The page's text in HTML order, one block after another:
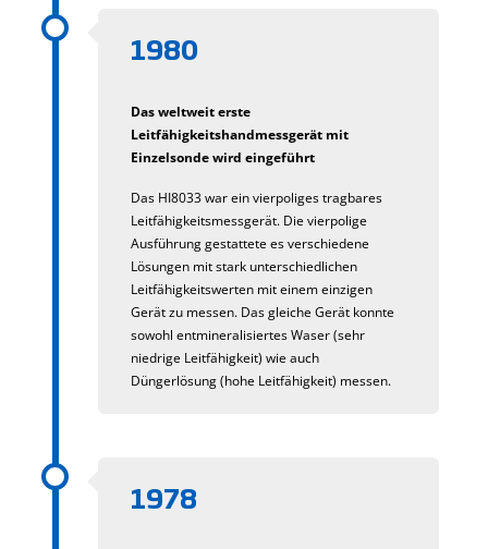
1980
Das weltweit erste
Leitfähigkeitshandmessgerät mit
Einzelsonde wird eingeführt
Das HI8033 war ein vierpoliges tragbares
Leitfähigkeitsmessgerät. Die vierpolige
Ausführung gestattete es verschiedene
Lösungen mit stark unterschiedlichen
Leitfähigkeitswerten mit einem einzigen
Gerät zu messen. Das gleiche Gerät konnte
sowohl entmineralisiertes Waser (sehr
niedrige Leitfähigkeit) wie auch
Düngerlösung (hohe Leitfähigkeit) messen.
1978